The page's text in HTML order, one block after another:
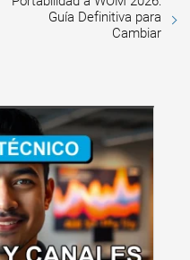
Guía Definitiva para
Cambiar